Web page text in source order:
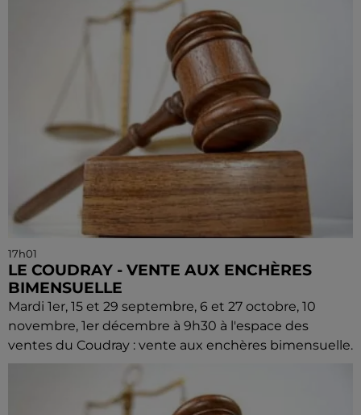
17h01
LE COUDRAY - VENTE AUX ENCHÈRES
BIMENSUELLE
Mardi 1er, 15 et 29 septembre, 6 et 27 octobre, 10
novembre, 1er décembre à 9h30 à l'espace des
ventes du Coudray : vente aux enchères bimensuelle.